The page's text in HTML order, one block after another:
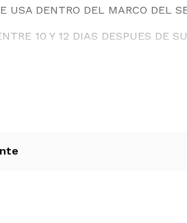
USA DENTRO DEL MARCO DEL
10 Y 12 DIAS DESPUES DE